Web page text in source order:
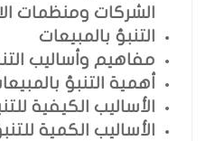
الشركات ومنظمات
التنبؤ بالمبيعات
مفاهيم وأساليب
أهمية التنبؤ
الأساليب الكيفية
الأساليب الكمية